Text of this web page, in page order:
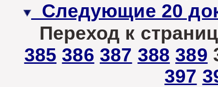
Следующие 20
Переход к
385 386 387 388 389
397